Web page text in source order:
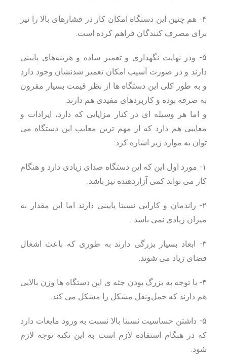
۴- هم چنین این دستگاه امکان کار در فشارهای بالا را نیز
برای مصرف کنندگان فراهم کرده است.
۵- ودر نهایت نگهداری و تعمیر ساده و هزینه‌های پایینی
دارند و در صورت آسیب امکان تعمیر شدنشان وجود دارد
و به طور کلی این دستگاه ها از نظر قیمت بسیار مقرون
به صرفه بوده و کاربردهای مفیدی هم دارند.
و اما هر وسیله ای در کنار مزایایی که دارد، ایرادات و
معایبی هم دارد که از مهم ترین معایب این دستگاه می
توان به موارد زیر اشاره کرد:
۱- مورد اول این که این دستگاه صدای زیادی دارد و هنگام
کار می تواند کمی آزاردهنده نیز باشد.
۲- راندمان و کارایی نسبتا پایینی دارند اما این مقدار به
میزان زیادی نمی باشد.
۳- ابعاد بسیار بزرگی دارند به طوری که باعث اشغال
فضای زیاد می شوند.
۴- با توجه به بزرگ بودن جثه ی این دستگاه ها وزن بالایی
هم دارند که حمل‌ونقل مشکل را مشکل می کند.
۵- داشتن حساسیت نسبتا بالا نسبت به ورود مایعات دارد
که در هنگام استفاده لازم است به این نکته توجه لازم
شود.